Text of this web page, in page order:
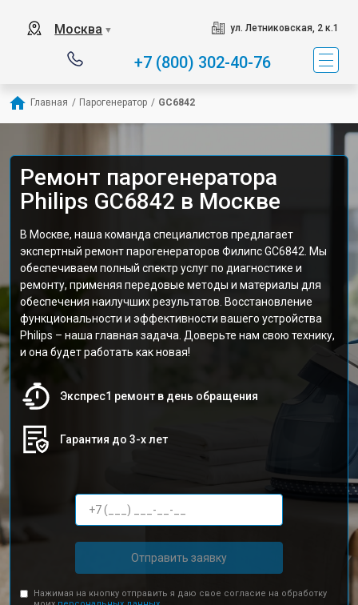
Москва ▼ ул. Летниковская, 2 к.1
+7 (800) 302-40-76
Главная / Парогенератор / GC6842
Ремонт парогенератора
Philips GC6842 в Москве
В Москве, наша команда специалистов предлагает
экспертный ремонт парогенераторов Филипс GC6842. Мы
обеспечиваем полный спектр услуг по диагностике и
ремонту, применяя передовые методы и материалы для
обеспечения наилучших результатов. Восстановление
функциональности и эффективности вашего устройства
Philips – наша главная задача. Доверьте нам свою технику,
и она будет работать как новая!
Экспрес1 ремонт в день обращения
Гарантия до 3-х лет
Отправить заявку
Нажимая на кнопку отправить я даю свое согласие на обработку